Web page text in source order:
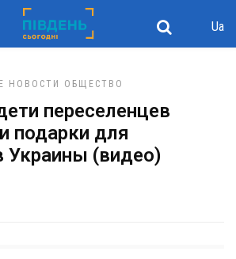
Ua
НОВОСТИ ОБЩЕСТВО
переселенцев
подарки для
Украины (видео)